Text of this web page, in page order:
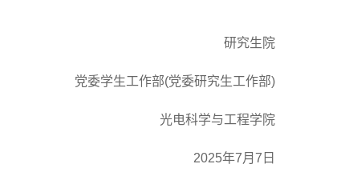
研究生院
党委学生工作部(党委研究生工作部)
光电科学与工程学院
2025年7月 7 日